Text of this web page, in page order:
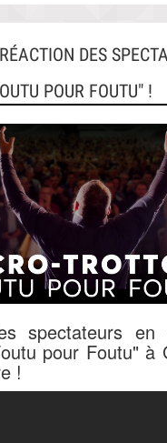
RÉACTION DES
POUR FOUTU" !
spectateurs
pour Foutu" à
!